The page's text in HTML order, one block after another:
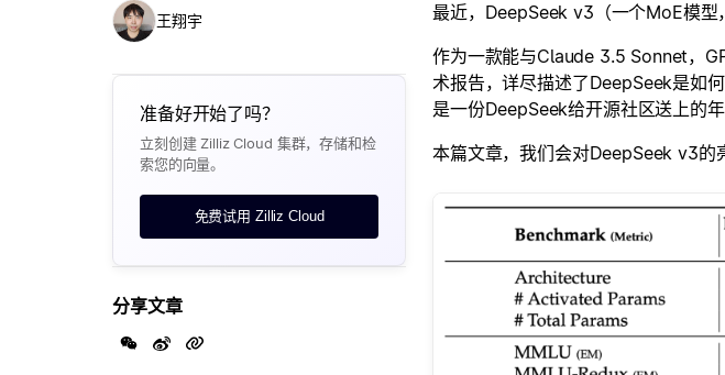
王翔宇
准备好开始了吗？
立刻创建 Zilliz Cloud 集群，存储和检
索您的向量。
免费试用 Zilliz Cloud
分享文章
最近，DeepSeek v3（一个MoE模型
作为一款能与Claude 3.5 Sonnet，
术报告，详尽描述了DeepSeek是如
是一份DeepSeek给开源社区送上的年
本篇文章，我们会对DeepSeek v3的